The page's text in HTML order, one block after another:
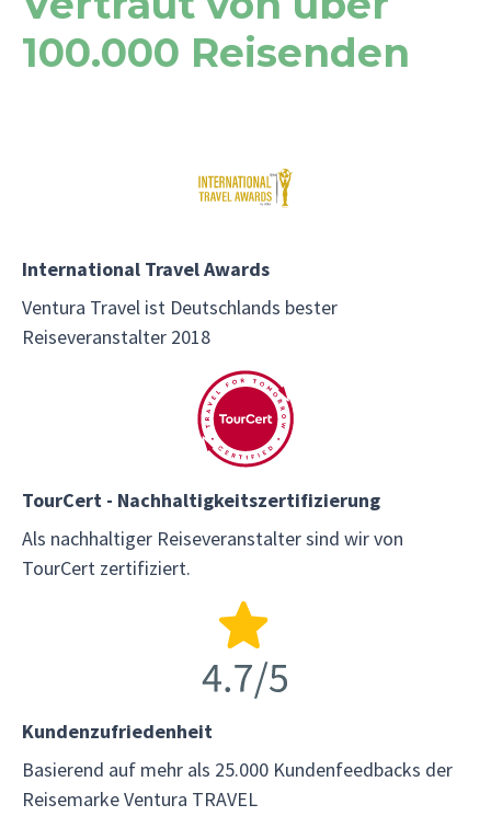
100.000 Reisenden
International Travel Awards
Ventura Travel ist Deutschlands bester
Reiseveranstalter 2018
TourCert - Nachhaltigkeitszertifizierung
Als nachhaltiger Reiseveranstalter sind wir von
TourCert zertifiziert.
Kundenzufriedenheit
Basierend auf mehr als 25.000 Kundenfeedbacks der
Reisemarke Ventura TRAVEL